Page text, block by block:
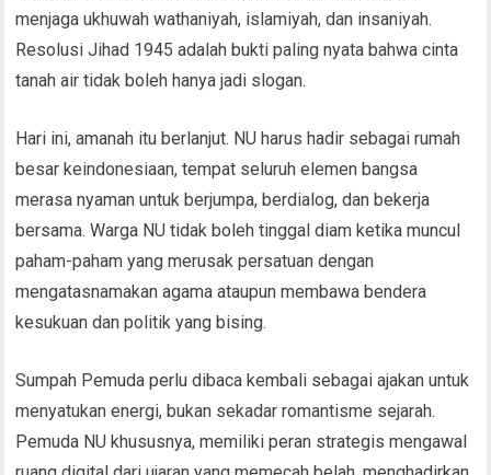
menjaga ukhuwah wathaniyah, islamiyah, dan insaniyah.
Resolusi Jihad 1945 adalah bukti paling nyata bahwa cinta
tanah air tidak boleh hanya jadi slogan.
Hari ini, amanah itu berlanjut. NU harus hadir sebagai rumah
besar keindonesiaan, tempat seluruh elemen bangsa
merasa nyaman untuk berjumpa, berdialog, dan bekerja
bersama. Warga NU tidak boleh tinggal diam ketika muncul
paham-paham yang merusak persatuan dengan
mengatasnamakan agama ataupun membawa bendera
kesukuan dan politik yang bising.
Sumpah Pemuda perlu dibaca kembali sebagai ajakan untuk
menyatukan energi, bukan sekadar romantisme sejarah.
Pemuda NU khususnya, memiliki peran strategis mengawal